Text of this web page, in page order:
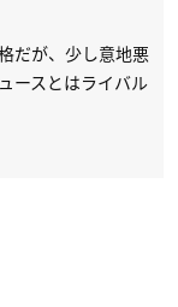
だが、少し意地悪
ースとはライバル